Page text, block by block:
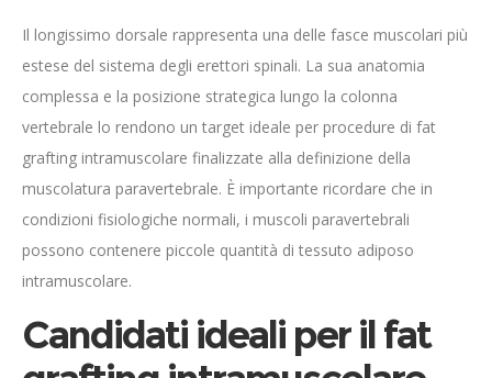
Il longissimo dorsale rappresenta una delle fasce muscolari più
estese del sistema degli erettori spinali. La sua anatomia
complessa e la posizione strategica lungo la colonna
vertebrale lo rendono un target ideale per procedure di fat
grafting intramuscolare finalizzate alla definizione della
muscolatura paravertebrale. È importante ricordare che in
condizioni fisiologiche normali, i muscoli paravertebrali
possono contenere piccole quantità di tessuto adiposo
intramuscolare.
Candidati ideali per il fat